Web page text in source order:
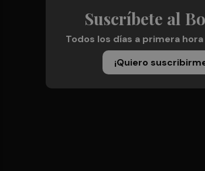
Suscríbete al
Todos los días a primera
¡Quiero